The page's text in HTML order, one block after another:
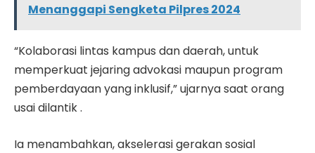
Menanggapi Sengketa Pilpres 2024
“Kolaborasi lintas kampus dan daerah, untuk
memperkuat jejaring advokasi maupun program
pemberdayaan yang inklusif,” ujarnya saat orang
usai dilantik .
Ia menambahkan, akselerasi gerakan sosial